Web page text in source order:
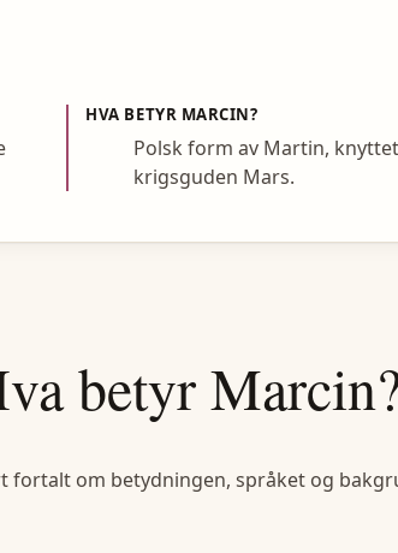
HVA BETYR MARCIN?
Polsk form av Martin,
krigsguden Mars.
betyrMarcin
fortalt om betydningen, språket og